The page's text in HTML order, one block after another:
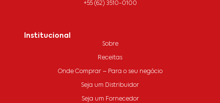
+55 (62) 3510-0100
Institucional
Sobre
Receitas
Onde Comprar – Para o seu negócio
Seja um Distribuidor
Seja um Fornecedor